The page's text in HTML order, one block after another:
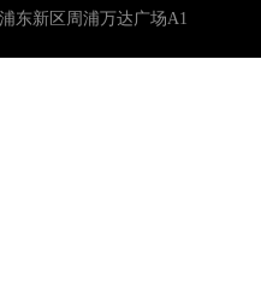
东新区周浦万达广场A1